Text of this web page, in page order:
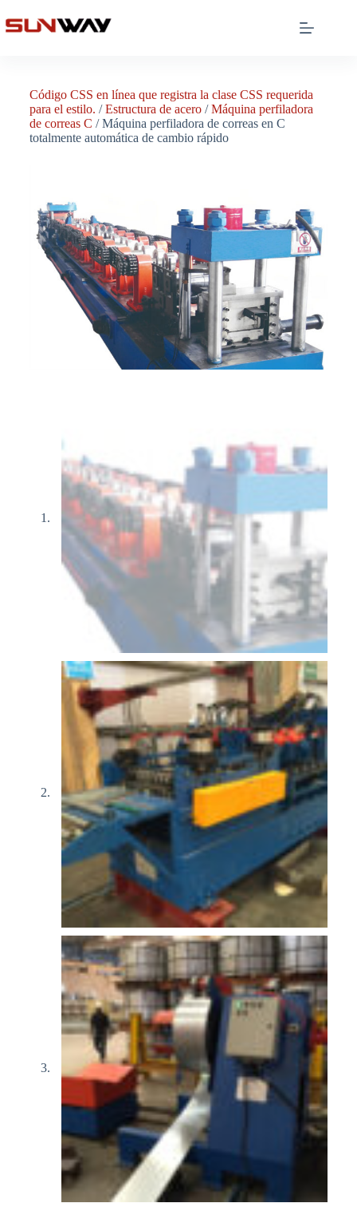
Código CSS en línea que registra la clase CSS requerida
para el estilo. /Estructura de acero/Máquina perfiladora
de correas C / Máquina perfiladora de correas en C
totalmente automática de cambio rápido